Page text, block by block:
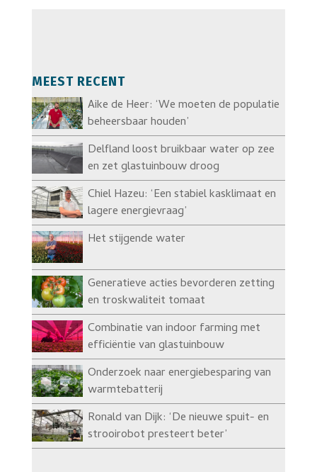
MEEST RECENT
Aike de Heer: ‘We moeten de populatie
beheersbaar houden’
Delfland loost bruikbaar water op zee
en zet glastuinbouw droog
Chiel Hazeu: ‘Een stabiel kasklimaat en
lagere energievraag’
Het stijgende water
Generatieve acties bevorderen zetting
en troskwaliteit tomaat
Combinatie van indoor farming met
efficiëntie van glastuinbouw
Onderzoek naar energiebesparing van
warmtebatterij
Ronald van Dijk: ‘De nieuwe spuit- en
strooirobot presteert beter’